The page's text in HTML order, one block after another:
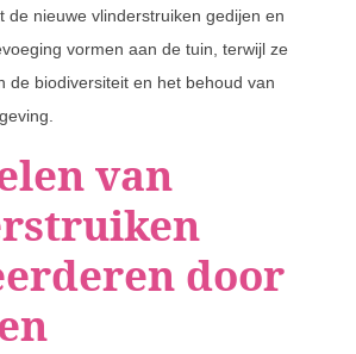
de nieuwe vlinderstruiken gedijen en
vormen aan de tuin, terwijl ze
de biodiversiteit en het behoud van
van
door